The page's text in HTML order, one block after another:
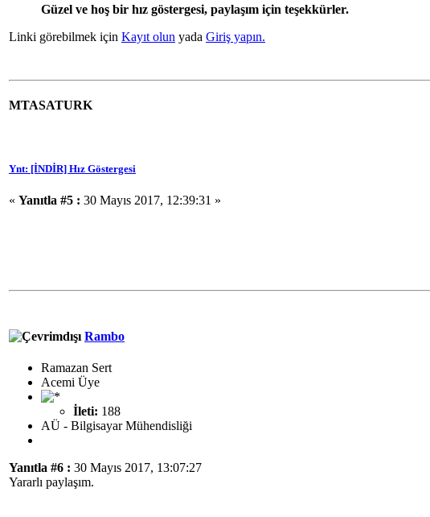
Güzel ve hoş bir hız göstergesi, paylaşım için teşekkürler.
Linki görebilmek için Kayıt olun yada Giriş yapın.
MTASATURK
Ynt: [İNDİR] Hız Göstergesi
« Yanıtla #5 : 30 Mayıs 2017, 12:39:31 »
Rambo
Ramazan Sert
Acemi Üye
İleti: 188
AÜ - Bilgisayar Mühendisliği
Yanıtla #6 : 30 Mayıs 2017, 13:07:27
Yararlı paylaşım.